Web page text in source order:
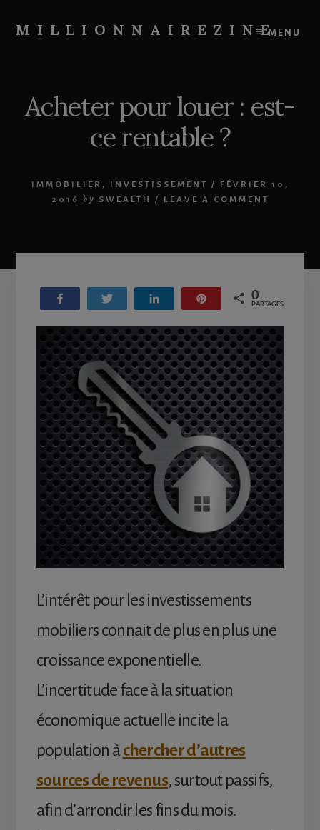
content
primary
MILLIONNAIREZINE
devenir
MENU
Acheter pour louer : est-
ce rentable ?
IMMOBILIER , INVESTISSEMENT /
FÉVRIER 10,
2016
by SWEALTH / LEAVE A COMMENT
Partagez Tweetez Partagez Enregistrer
0
PARTAGES
L’intérêt pour les investissements
mobiliers connait de plus en plus une
croissance exponentielle.
L’incertitude face à la situation
économique actuelle incite la
population àchercher d’autres
sources de revenus, surtout passifs,
afin d’arrondir les fins du mois.